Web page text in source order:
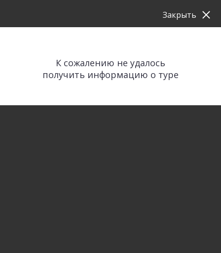
К сожалению не удалось
получить информацию о туре
Закрыть